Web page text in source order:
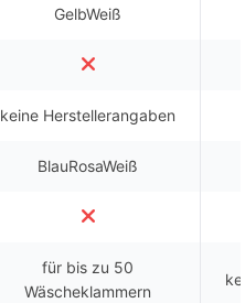
GelbWeiß
keine Herstellerangaben
BlauRosaWeiß
für bis zu 50
Wäscheklammern